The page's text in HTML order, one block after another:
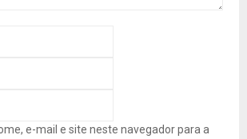
e-mail e site neste navegador para a